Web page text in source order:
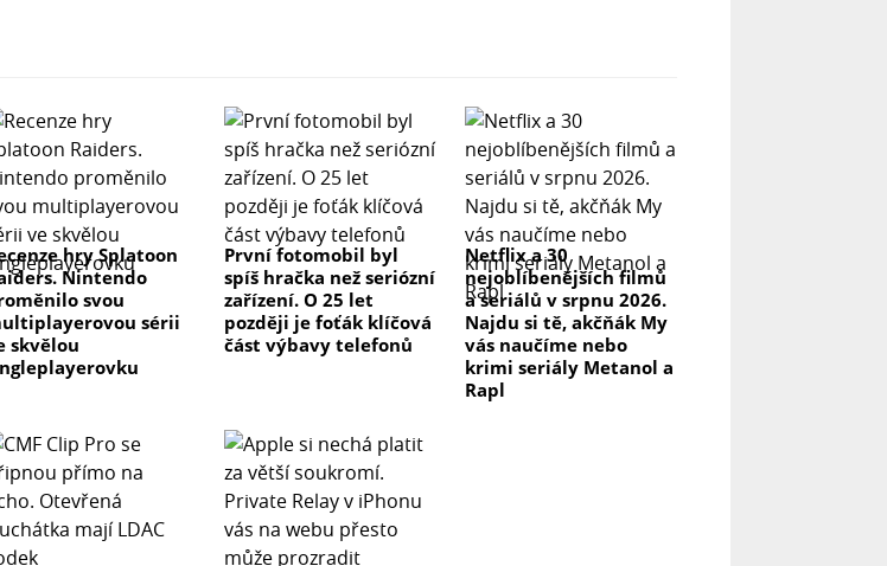
hry Splatoon
Nintendo
svou
sérii
skvělou
První fotomobil byl
spíš hračka než seriózní
zařízení. O 25 let
později je foťák klíčová
část výbavy telefonů
Netflix a 30
nejoblíbenějších filmů
a seriálů v srpnu 2026.
Najdu si tě, akčňák My
vás naučíme nebo
krimi seriály Metanol a
Rapl